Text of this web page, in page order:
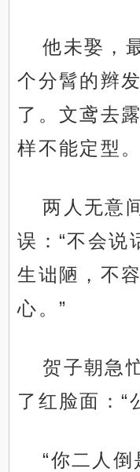
他未娶，
个分髾的辫
了。文鸢去
样不能定型。
两人无意
误：“不会说
生诎陋，不
心。”
贺子朝急
了红脸面：“
“你二人